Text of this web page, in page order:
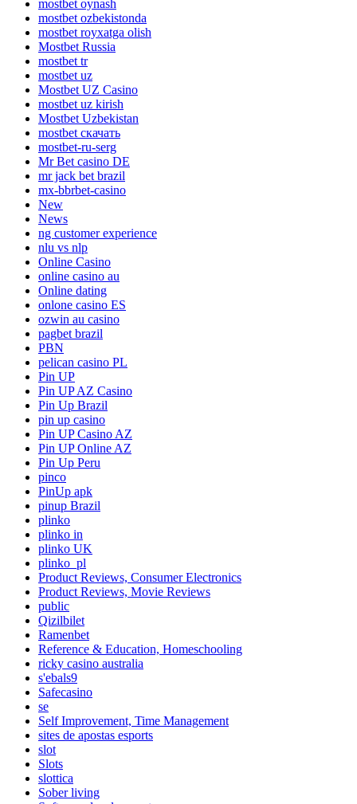
mostbet oynash
mostbet ozbekistonda
mostbet royxatga olish
Mostbet Russia
mostbet tr
mostbet uz
Mostbet UZ Casino
mostbet uz kirish
Mostbet Uzbekistan
mostbet скачать
mostbet-ru-serg
Mr Bet casino DE
mr jack bet brazil
mx-bbrbet-casino
New
News
ng customer experience
nlu vs nlp
Online Casino
online casino au
Online dating
onlone casino ES
ozwin au casino
pagbet brazil
PBN
pelican casino PL
Pin UP
Pin UP AZ Casino
Pin Up Brazil
pin up casino
Pin UP Casino AZ
Pin UP Online AZ
Pin Up Peru
pinco
PinUp apk
pinup Brazil
plinko
plinko in
plinko UK
plinko_pl
Product Reviews, Consumer Electronics
Product Reviews, Movie Reviews
public
Qizilbilet
Ramenbet
Reference & Education, Homeschooling
ricky casino australia
s'ebals9
Safecasino
se
Self Improvement, Time Management
sites de apostas esports
slot
Slots
slottica
Sober living